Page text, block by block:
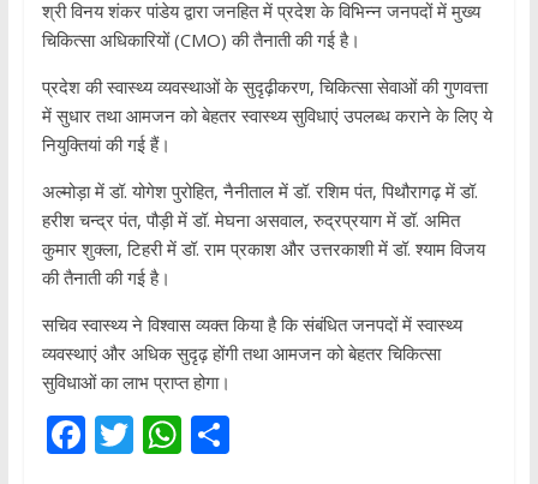
श्री विनय शंकर पांडेय द्वारा जनहित में प्रदेश के विभिन्न जनपदों में मुख्य
चिकित्सा अधिकारियों (CMO) की तैनाती की गई है।
प्रदेश की स्वास्थ्य व्यवस्थाओं के सुदृढ़ीकरण, चिकित्सा सेवाओं की गुणवत्ता
में सुधार तथा आमजन को बेहतर स्वास्थ्य सुविधाएं उपलब्ध कराने के लिए ये
नियुक्तियां की गई हैं।
अल्मोड़ा में डॉ. योगेश पुरोहित, नैनीताल में डॉ. रशिम पंत, पिथौरागढ़ में डॉ.
हरीश चन्द्र पंत, पौड़ी में डॉ. मेघना असवाल, रुद्रप्रयाग में डॉ. अमित
कुमार शुक्ला, टिहरी में डॉ. राम प्रकाश और उत्तरकाशी में डॉ. श्याम विजय
की तैनाती की गई है।
सचिव स्वास्थ्य ने विश्वास व्यक्त किया है कि संबंधित जनपदों में स्वास्थ्य
व्यवस्थाएं और अधिक सुदृढ़ होंगी तथा आमजन को बेहतर चिकित्सा
सुविधाओं का लाभ प्राप्त होगा।
F T W S